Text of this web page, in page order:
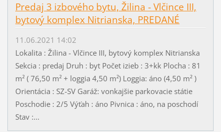
Predaj 3 izbového bytu, Žilina - Vlčince III,
bytový komplex Nitrianska, PREDANÉ
11.06.2021 14:02
Lokalita : Žilina - Vlčince III, bytový komplex Nitrianska
Sekcia : predaj Druh : byt Počet izieb : 3+kk Plocha : 81
m² ( 76,50 m² + loggia 4,50 m²) Loggia: áno (4,50 m² )
Orientácia : SZ-SV Garáž: vonkajšie parkovacie státie
Poschodie : 2/5 Výťah : áno Pivnica : áno, na poschodí
Stav :...